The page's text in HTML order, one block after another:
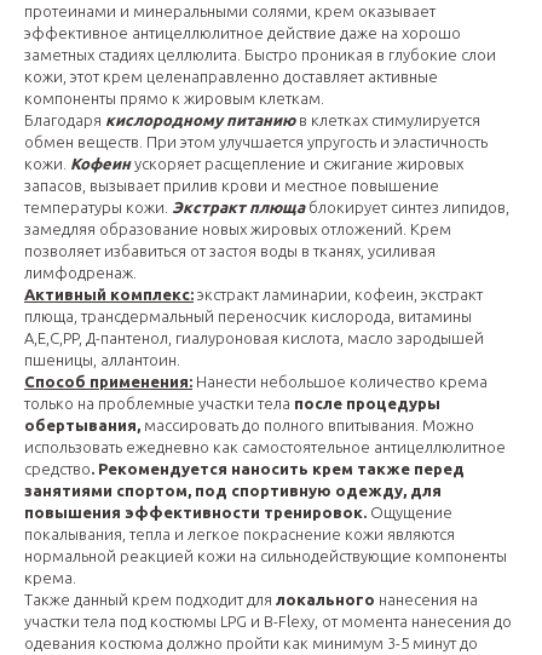
протеинами и минеральными солями, крем оказывает
эффективное антицеллюлитное действие даже на хорошо
заметных стадиях целлюлита. Быстро проникая в глубокие слои
кожи, этот крем целенаправленно доставляет активные
компоненты прямо к жировым клеткам.
Благодаря кислородному питаниюв клетках стимулируется
обмен веществ. При этом улучшается упругость и эластичность
кожи. Кофеинускоряет расщепление и сжигание жировых
запасов, вызывает прилив крови и местное повышение
температуры кожи. Экстракт плющаблокирует синтез липидов,
замедляя образование новых жировых отложений. Крем
позволяет избавиться от застоя воды в тканях, усиливая
лимфодренаж.
Активный комплекс: экстракт ламинарии, кофеин, экстракт
плюща, трансдермальный переносчик кислорода, витамины
A,E,C,PP, Д-пантенол, гиалуроновая кислота, масло зародышей
пшеницы, аллантоин.
Способ применения: Нанести небольшое количество крема
только на проблемные участки тела после процедуры
обертывания, массировать до полного впитывания. Можно
использовать ежедневно как самостоятельное антицеллюлитное
средство. Рекомендуется наносить крем также перед
занятиями спортом, под спортивную одежду, для
повышения эффективности тренировок. Ощущение
покалывания, тепла и легкое покраснение кожи являются
нормальной реакцией кожи на сильнодействующие компоненты
крема.
Также данный крем подходит для локального нанесения на
участки тела под костюмы LPG и B-Flexy, от момента нанесения до
одевания костюма должно пройти как минимум 3-5 минут до